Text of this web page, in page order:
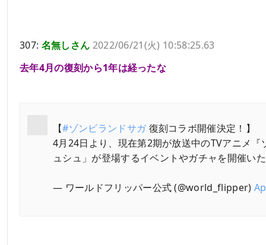
307: 名無しさん 2022/06/21(火) 10:58:25.63
去年4月の復刻から1年は経ったな
【#ゾンビランドサガ復刻コラボ開催決定！】
4月24日より、現在第2期が放送中のTVアニメ
ュシュ」が登場するイベントやガチャを開催い
— ワールドフリッパー公式 (@world_flipper)